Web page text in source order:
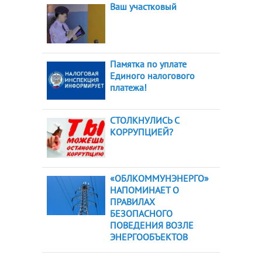
Ваш участковый
Памятка по уплате
Единого налогового
платежа!
СТОЛКНУЛИСЬ С
КОРРУПЦИЕЙ?
«ОБЛКОММУНЭНЕРГО»
НАПОМИНАЕТ О
ПРАВИЛАХ
БЕЗОПАСНОГО
ПОВЕДЕНИЯ ВОЗЛЕ
ЭНЕРГООБЪЕКТОВ